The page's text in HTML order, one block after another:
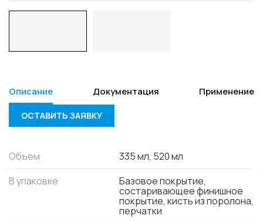
Описание Документация Применение
ОСТАВИТЬ ЗАЯВКУ
Объем
335 мл, 520 мл
В упаковке
Базовое покрытие,
состаривающее финишное
покрытие, кисть из поролона,
перчатки